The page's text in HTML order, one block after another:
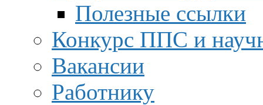
Полезные ссылки
Конкурс ППС и
Вакансии
Работнику